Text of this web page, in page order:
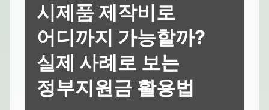
시제품 제작비로
어디까지 가능할까?
실제 사례로 보는
정부지원금 활용법